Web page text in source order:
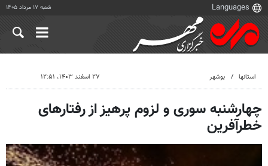
شنبه ۱۷ مرداد ۱۴۰۵
استانها بوشهر ۲۷ اسفند ۱۴۰۳، ۱۲:۵۱
چهارشنبه سوری و لزوم پرهیز از رفتارهای
خطرآفرین